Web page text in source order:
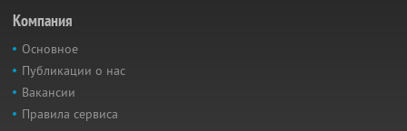
Компания
Основное
Публикации о нас
Вакансии
Правила сервиса